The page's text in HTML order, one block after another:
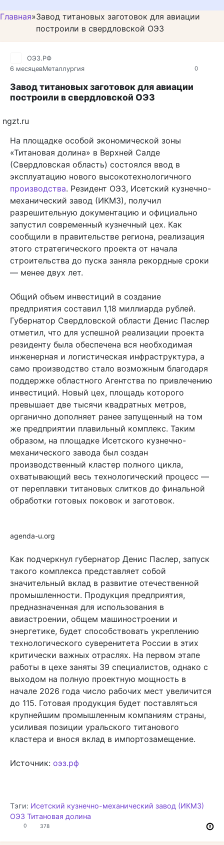
Главная»Завод титановых заготовок для авиации
построили в свердловской ОЭЗ
0
ОЭЗ.РФ
6 месяцевМеталлургия
Завод титановых заготовок для авиации
построили в свердловской ОЭЗ
ngzt.ru
На площадке особой экономической зоны
«Титановая долина» в Верхней Салде
(Свердловская область) состоялся ввод в
эксплуатацию нового высокотехнологичного
производства. Резидент ОЭЗ, Исетский кузнечно-
механический завод (ИКМЗ), получил
разрешительную документацию и официально
запустил современный кузнечный цех. Как
сообщили в правительстве региона, реализация
этого стратегического проекта от начала
строительства до пуска заняла рекордные сроки
— менее двух лет.
Общий объем инвестиций в создание
предприятия составил 1,18 миллиарда рублей.
Губернатор Свердловской области Денис Паслер
отметил, что для успешной реализации проекта
резиденту была обеспечена вся необходимая
инженерная и логистическая инфраструктура, а
само производство стало возможным благодаря
поддержке областного Агентства по привлечению
инвестиций. Новый цех, площадь которого
превышает две тысячи квадратных метров,
органично дополняет ранее запущенный на том
же предприятии плавильный комплекс. Таким
образом, на площадке Исетского кузнечно-
механического завода был создан
производственный кластер полного цикла,
охватывающий весь технологический процесс —
от переплавки титановых слитков до финальной
обработки готовых поковок и заготовок.
agenda-u.org
Как подчеркнул губернатор Денис Паслер, запуск
такого комплекса представляет собой
значительный вклад в развитие отечественной
промышленности. Продукция предприятия,
предназначенная для использования в
авиастроении, общем машиностроении и
энергетике, будет способствовать укреплению
технологического суверенитета России в этих
критически важных отраслях. На первом этапе
работы в цехе заняты 39 специалистов, однако с
выходом на полную проектную мощность в
начале 2026 года число рабочих мест увеличится
до 115. Готовая продукция будет поставляться
крупнейшим промышленным компаниям страны,
усиливая позиции уральского титанового
кластера и внося вклад в импортозамещение.
Источник: оэз.рф
Тэги: Исетский кузнечно-механический завод (ИКМЗ)
ОЭЗ Титановая долина
0 378